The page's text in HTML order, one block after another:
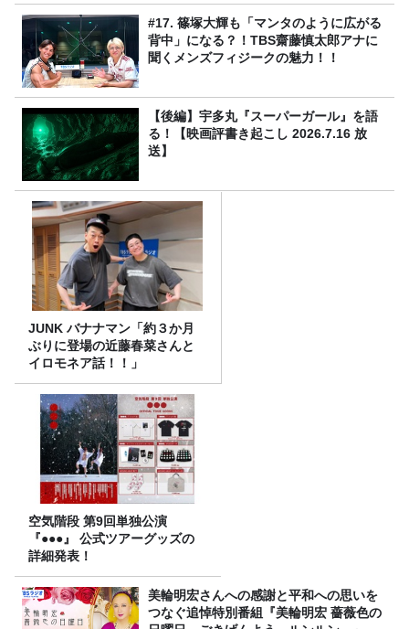
#17. 篠塚大輝も「マンタのように広がる
背中」になる？！TBS齋藤慎太郎アナに
聞くメンズフィジークの魅力！！
【後編】宇多丸『スーパーガール』を語
る！【映画評書き起こし 2026.7.16 放
送】
JUNK バナナマン「約３か月
ぶりに登場の近藤春菜さんと
イロモネア話！！」
空気階段 第9回単独公演
『●●●』 公式ツアーグッズの
詳細発表！
美輪明宏さんへの感謝と平和への思いを
つなぐ追悼特別番組『美輪明宏 薔薇色の